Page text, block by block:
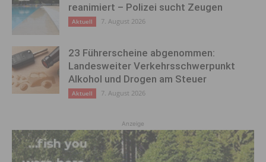
reanimiert – Polizei sucht Zeugen
Aktuell 7. August 2026
23 Führerscheine abgenommen:
Landesweiter Verkehrsschwerpunkt
Alkohol und Drogen am Steuer
Aktuell 7. August 2026
Anzeige